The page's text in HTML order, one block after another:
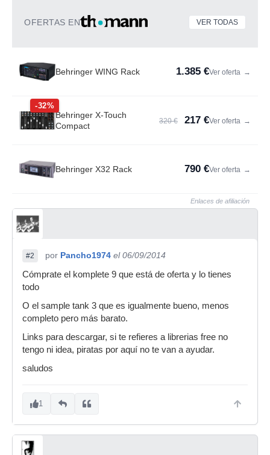
OFERTAS EN VER TODAS
Behringer WING Rack 1.385 €Ver oferta →
-32%
Behringer X-Touch
Compact
320 € 217 €Ver oferta →
Behringer X32 Rack 790 €Ver oferta →
Enlaces de afiliación
#2 por Pancho1974 el 06/09/2014
Cómprate el komplete 9 que está de oferta y lo tienes
todo
O el sample tank 3 que es igualmente bueno, menos
completo pero más barato.
Links para descargar, si te refieres a librerias free no
tengo ni idea, piratas por aquí no te van a ayudar.
saludos
1